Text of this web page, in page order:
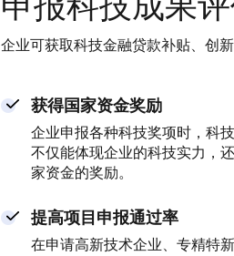
企业可获取科技金融贷款补贴、创
获得国家资金奖励
企业申报各种科技奖项时，科
不仅能体现企业的科技实力，
家资金的奖励。
提高项目申报通过率
在申请高新技术企业、专精特